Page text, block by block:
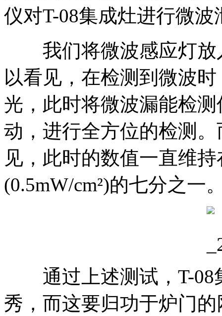
仪对T-08集成灶进行微波
我们将微波感应灯放
以看见，在检测到微波
光，此时将微波漏能检
动，进行全方位的检测
见，此时的数值一直维
(0.5mW/cm²)的七分之一
通过上述测试，T-08
秀，而这要归功于炉门